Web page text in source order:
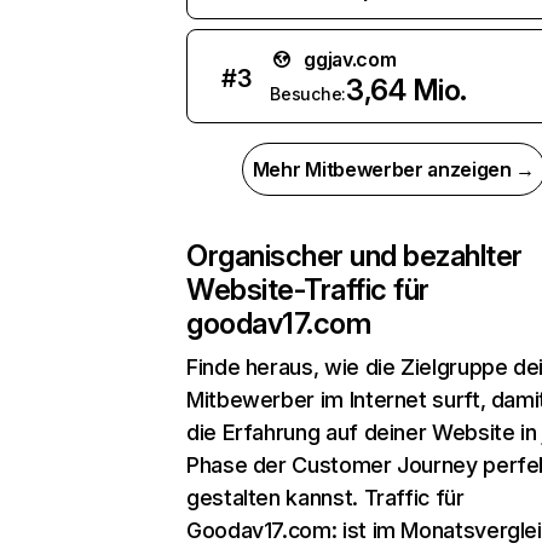
#3
ggjav.com
Besuche:3,64 Mio.
Mehr Mitbewerber anzeigen →
Organischer und bezahlter
Website-Traffic für
goodav17.com
Finde heraus, wie die Zielgruppe
Mitbewerber im Internet surft,
die Erfahrung auf deiner Website
Phase der Customer Journey
gestalten kannst. Traffic für
Goodav17.com: ist im